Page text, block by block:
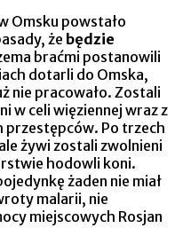
Omsku powstało
że będzie
braćmi postanowili
dotarli do Omska,
nie pracowało. Zostali
w celi więziennej wraz z
przestępców. Po trzech
żywi zostali zwolnieni
hodowli koni.
żaden nie miał
malarii, nie
miejscowych Rosjan